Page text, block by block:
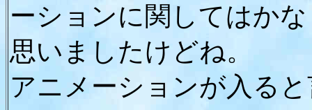
ーションに関してはか
思いましたけどね。
アニメーションが入る